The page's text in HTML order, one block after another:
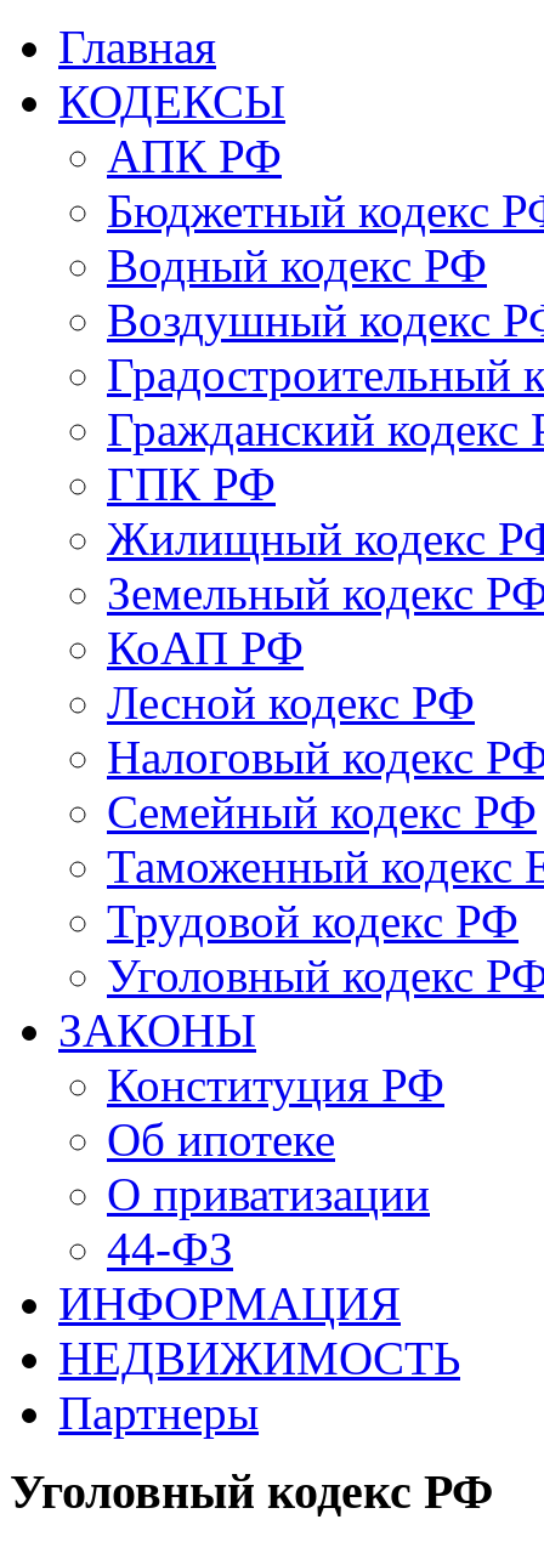
Главная
КОДЕКСЫ
АПК РФ
Бюджетный кодекс
Водный кодекс РФ
Воздушный кодекс
Градостроительный
Гражданский кодекс
ГПК РФ
Жилищный кодекс
Земельный кодекс
КоАП РФ
Лесной кодекс РФ
Налоговый кодекс
Семейный кодекс РФ
Таможенный
Трудовой кодекс РФ
Уголовный кодекс
ЗАКОНЫ
Конституция РФ
Об ипотеке
О приватизации
44-ФЗ
ИНФОРМАЦИЯ
НЕДВИЖИМОСТЬ
Партнеры
Уголовный кодекс РФ